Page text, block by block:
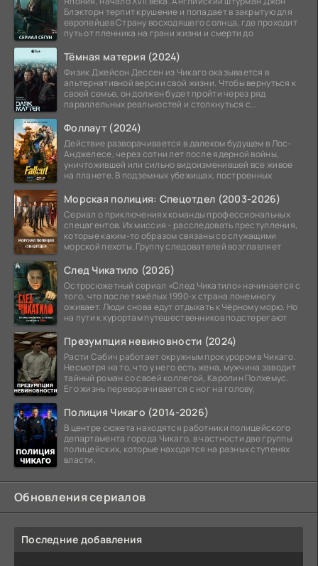
Блэкторн терпит крушение и попадает в закрытую для
европейцев Страну восходящего солнца, где проходит
путь от пленника на грани жизни и смерти до
Тёмная материя (2024)
Физик Джейсон Дессен из Чикаго оказывается в
альтернативной версии свой жизни. Чтобы вернуться к
своей семье, он должен будет пройти через ряд
параллельных реальностей и столкнуться с
Фоллаут (2024)
Действие разворачивается в далеком будущем в Лос-
Анджелесе, через сотни лет после ядерной войны,
уничтожившей или сильно видоизменившей все живое
на планете. В подземных убежищах, построенных
Морская полиция: Спецотдел (2003-2026)
Сериал о приключениях команды профессиональных
спецагентов. Их миссия - расследовать преступления,
которые каким-то образом связаны со служащими
морской пехоты. Группу следователей возглавляет
След Чикатило (2026)
Остросюжетный сериал «След Чикатило» начинается с
того, что после тяжёлых 1990-х страна понемногу
оживает. Люди снова едут отдыхать к Чёрному морю. Но
на пути к курортам путешественников подстерегают
Презумпция невиновности (2024)
Расти Сабич работает окружным прокурором в Чикаго.
Несмотря на то, что у него есть жена, мужчина заводит
тайный роман со своей коллегой, Каролин Полхемус.
Его жизнь переворачивается с ног на голову,
Полиция Чикаго (2014-2026)
В центре сюжета находятся работники полицейского
департамента города Чикаго, в частности две группы
полицейских, которые находятся на разных ступенях
власти.
Обновления сериалов
Последние добавления